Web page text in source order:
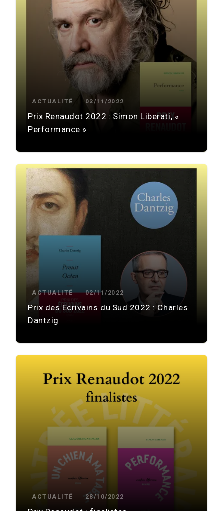
ACTUALITÉ 03/11/2022
Prix Renaudot 2022 : Simon Liberati, «
Performance »
ACTUALITÉ 02/11/2022
Prix des Ecrivains du Sud 2022 : Charles
Dantzig
ACTUALITÉ 28/10/2022